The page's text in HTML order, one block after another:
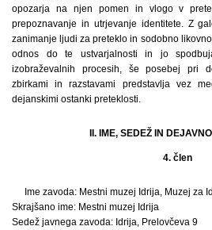
opozarja na njen pomen in vlogo v
prepoznavanje in utrjevanje identitete. Z
zanimanje ljudi za preteklo in sodobno
odnos do te ustvarjalnosti in jo
izobraževalnih procesih, še posebej pri
zbirkami in razstavami predstavlja vez
dejanskimi ostanki preteklosti.
II. IME, SEDEŽ IN
4. člen
Ime zavoda: Mestni muzej Idrija, Muzej za
Skrajšano ime: Mestni muzej Idrija
Sedež javnega zavoda: Idrija, Prelovčeva 9